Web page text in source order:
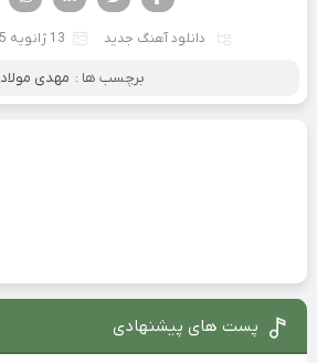
دانلود آهنگ جدید 13 ژانویه 2025
برچسب ها : مهدی مولاد
پست های پیشنهادی